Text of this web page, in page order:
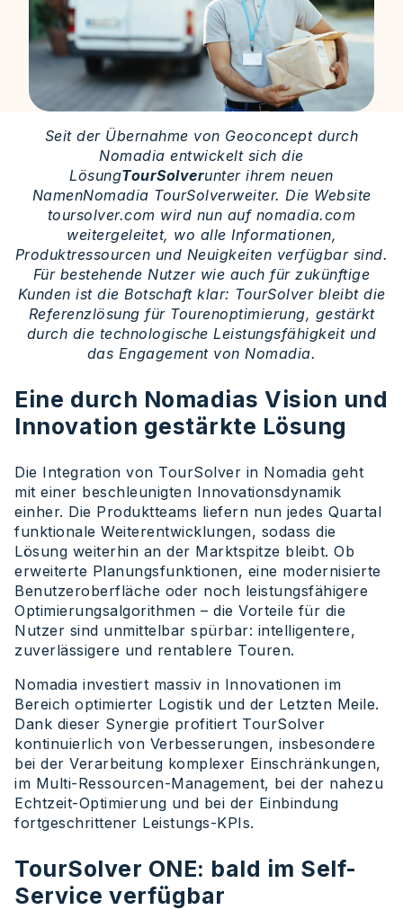
Seit der Übernahme von Geoconcept durch
Nomadia entwickelt sich die
LösungTourSolverunter ihrem neuen
NamenNomadia TourSolverweiter. Die Website
toursolver.com wird nun auf nomadia.com
weitergeleitet, wo alle Informationen,
Produktressourcen und Neuigkeiten verfügbar sind.
Für bestehende Nutzer wie auch für zukünftige
Kunden ist die Botschaft klar: TourSolver bleibt die
Referenzlösung für Tourenoptimierung, gestärkt
durch die technologische Leistungsfähigkeit und
das Engagement von Nomadia.
Eine durch Nomadias Vision und
Innovation gestärkte Lösung
Die Integration von TourSolver in Nomadia geht
mit einer beschleunigten Innovationsdynamik
einher. Die Produktteams liefern nun jedes Quartal
funktionale Weiterentwicklungen, sodass die
Lösung weiterhin an der Marktspitze bleibt. Ob
erweiterte Planungsfunktionen, eine modernisierte
Benutzeroberfläche oder noch leistungsfähigere
Optimierungsalgorithmen – die Vorteile für die
Nutzer sind unmittelbar spürbar: intelligentere,
zuverlässigere und rentablere Touren.
Nomadia investiert massiv in Innovationen im
Bereich optimierter Logistik und der Letzten Meile.
Dank dieser Synergie profitiert TourSolver
kontinuierlich von Verbesserungen, insbesondere
bei der Verarbeitung komplexer Einschränkungen,
im Multi-Ressourcen-Management, bei der nahezu
Echtzeit-Optimierung und bei der Einbindung
fortgeschrittener Leistungs-KPIs.
TourSolver ONE: bald im Self-
Service verfügbar